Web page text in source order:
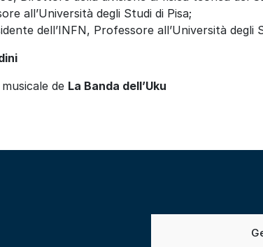
all’Università degli Studi di Pisa;
dell’INFN, Professore all’Università degli
de La Banda dell’Uku